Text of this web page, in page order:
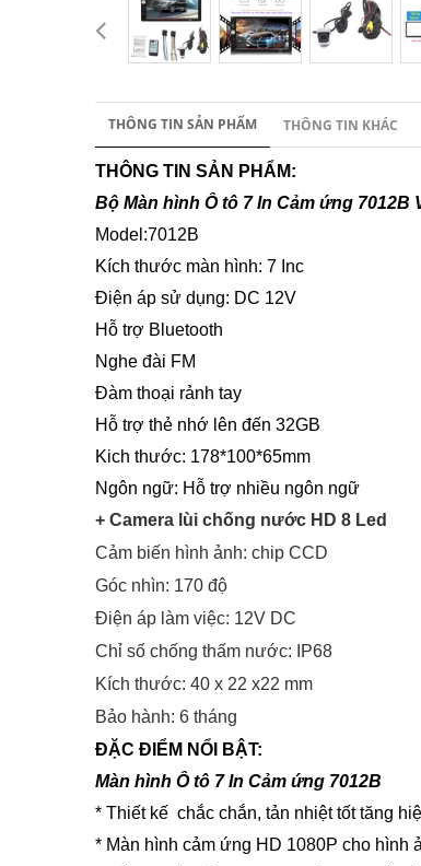
THÔNG TIN SẢN PHẨM THÔNG TIN KHÁC
THÔNG TIN SẢN PHẨM:
Bộ Màn hình Ô tô 7 In Cảm ứng 7012B
Model:7012B
Kích thước màn hình: 7 Inc
Điện áp sử dụng: DC 12V
Hỗ trợ Bluetooth
Nghe đài FM
Đàm thoại rảnh tay
Hỗ trợ thẻ nhớ lên đến 32GB
Kich thước: 178*100*65mm
Ngôn ngữ: Hỗ trợ nhiều ngôn ngữ
+ Camera lùi chống nước HD 8 Led
Cảm biến hình ảnh: chip CCD
Góc nhìn: 170 độ
Điện áp làm việc: 12V DC
Chỉ số chống thấm nước: IP68
Kích thước: 40 x 22 x22 mm
Bảo hành: 6 tháng
ĐẶC ĐIỂM NỔI BẬT:
Màn hình Ô tô 7 In Cảm ứng 7012B
* Thiết kế chắc chắn, tản nhiệt tốt tăng
* Màn hình cảm ứng HD 1080P cho hình